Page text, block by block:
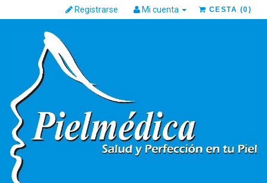
CESTA (0)
Registrarse Mi cuenta